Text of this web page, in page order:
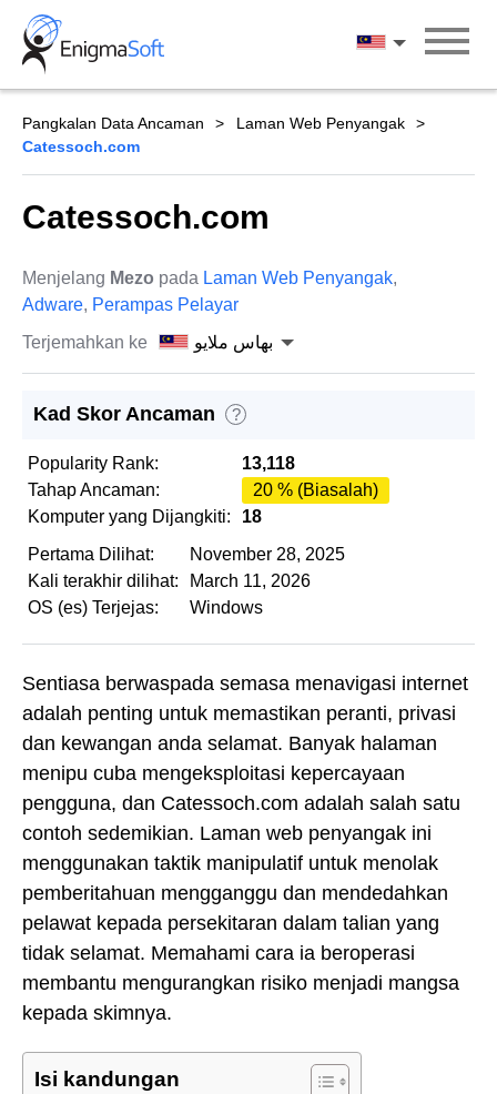
Skip
content
بهاس ملايو
Pangkalan Data Ancaman
Laman Web Penyangak
Catessoch.com
Catessoch.com
Menjelang Mezo pada Laman Web Penyangak,
Adware, Perampas Pelayar
Terjemahkan ke
بهاس ملايو
Kad Skor Ancaman ?
Popularity Rank:
13,118
Tahap Ancaman:
20 % (Biasalah)
Komputer yang Dijangkiti:
18
Pertama Dilihat:
November 28, 2025
Kali terakhir dilihat:
March 11, 2026
OS (es) Terjejas:
Windows
Sentiasa berwaspada semasa menavigasi internet
adalah penting untuk memastikan peranti, privasi
dan kewangan anda selamat. Banyak halaman
menipu cuba mengeksploitasi kepercayaan
pengguna, dan Catessoch.com adalah salah satu
contoh sedemikian. Laman web penyangak ini
menggunakan taktik manipulatif untuk menolak
pemberitahuan mengganggu dan mendedahkan
pelawat kepada persekitaran dalam talian yang
tidak selamat. Memahami cara ia beroperasi
membantu mengurangkan risiko menjadi mangsa
kepada skimnya.
Isi kandungan